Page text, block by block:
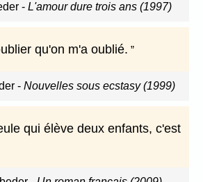
- L'amour dure trois ans (1997)
qu'on m'a oublié.
- Nouvelles sous ecstasy (1999)
qui élève deux enfants, c'est